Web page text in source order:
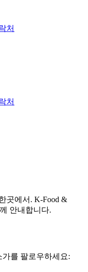
처
처
곳에서. K-Food &
안내합니다.
를 팔로우하세요: